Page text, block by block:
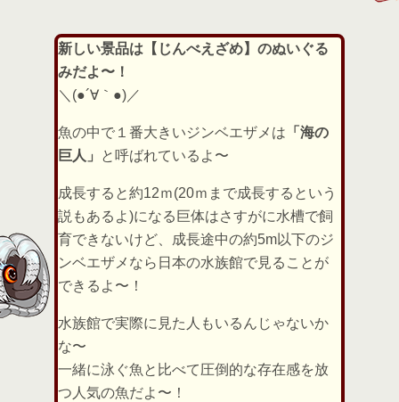
新しい景品は【じんべえざめ】のぬいぐる
みだよ〜！
＼(●´∀｀●)／
魚の中で１番大きいジンベエザメは 「海の
巨人」
と呼ばれているよ〜
成長すると約12ｍ(20ｍまで成長するという
説もあるよ)になる巨体はさすがに水槽で飼
育できないけど、成長途中の約5m以下のジ
ンベエザメなら日本の水族館で見ることが
できるよ〜！
水族館で実際に見た人もいるんじゃないか
な〜
一緒に泳ぐ魚と比べて圧倒的な存在感を放
つ人気の魚だよ〜！